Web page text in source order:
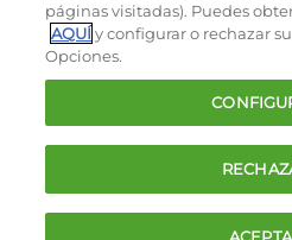
Política de
Términos y
FAQ
páginas visitadas). Puedes
AQUÍy configurar o rechazar
Opciones.